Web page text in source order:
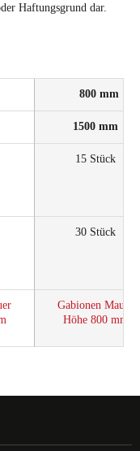
Haftungsgrund dar.
800 mm
1500 mm
15 Stück
30 Stück
Gabionen Mauer
Höhe 800 mm